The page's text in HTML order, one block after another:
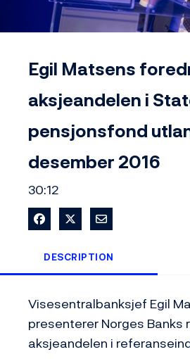
Egil Matsens
aksjeandelen i
pensjonsfond
desember 2016
30:12
Share on Facebook
Share on XShare via Email
DESCRIPTION
Visesentralbanksjef Egil
presenterer Norges Banks
aksjeandelen i